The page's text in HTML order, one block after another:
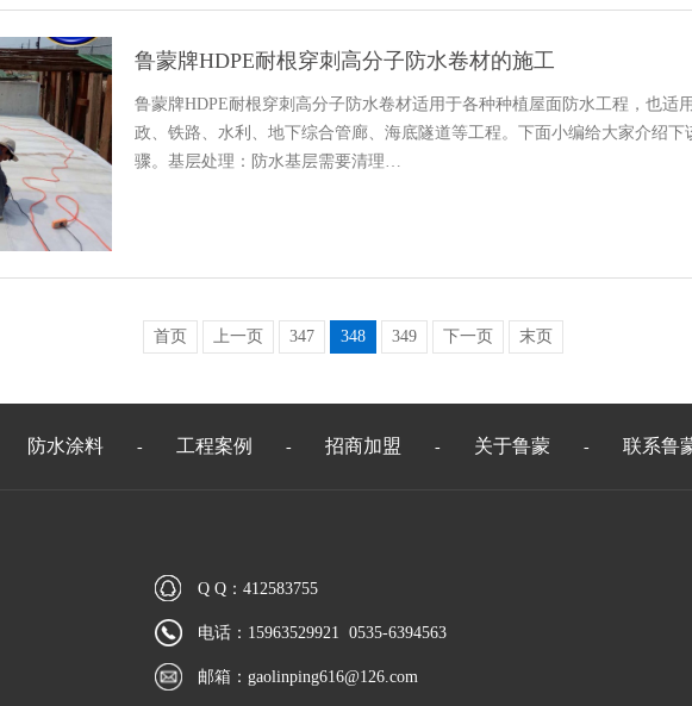
鲁蒙牌HDPE耐根穿刺高分子防水卷材的施工
鲁蒙牌HDPE耐根穿刺高分子防水卷材适用于各种种植屋面防水工程，也适
政、铁路、水利、地下综合管廊、海底隧道等工程。下面小编给大家介绍下
骤。基层处理：防水基层需要清理…
首页 上一页 347 348 349 下一页 末页
防水涂料 - 工程案例 - 招商加盟 - 关于鲁蒙 - 联系鲁
Q Q：412583755
电话：15963529921 0535-6394563
邮箱： gaolinping616@126.com